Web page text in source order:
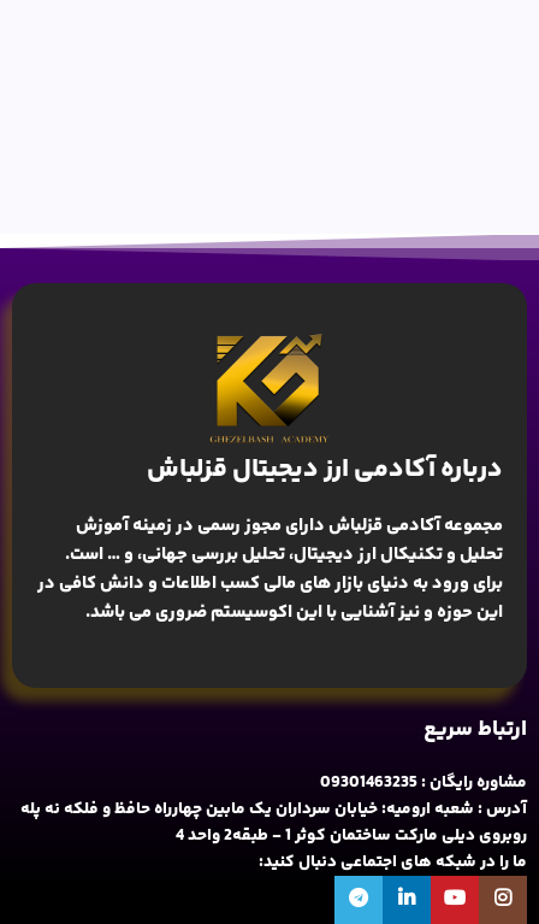
درباره آکادمی ارز دیجیتال قزلباش
مجموعه آکادمی قزلباش دارای مجوز رسمی در زمینهآموزش
تحلیل و تکنیکال ارز دیجیتال، تحلیل بررسی جهانی، و … است.
برای ورود به دنیای بازار های مالی کسب اطلاعات و دانش کافی در
این حوزه و نیز آشنایی با این اکوسیستم ضروری می باشد.
ارتباط سریع
مشاوره رایگان : 09301463235
آدرس : شعبه ارومیه: خیابان سرداران یک مابین چهارراه حافظ و فلکه نه پله
روبروی دیلی مارکت ساختمان کوثر 1 - طبقه2 واحد 4
ما را در شبکه های اجتماعی دنبال کنید: